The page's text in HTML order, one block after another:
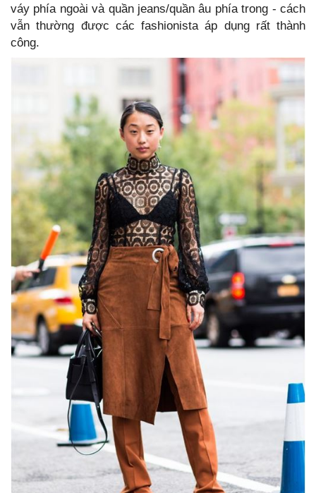
váy phía ngoài và quần jeans/quần âu phía trong - cách
vẫn thường được các fashionista áp dụng rất thành
công.